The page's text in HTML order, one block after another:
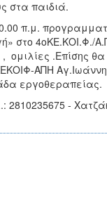
στα παιδιά.
π.μ.
στο
.Επίσης θα
ΑΠΗ
εργοθεραπείας.
2810235675 -